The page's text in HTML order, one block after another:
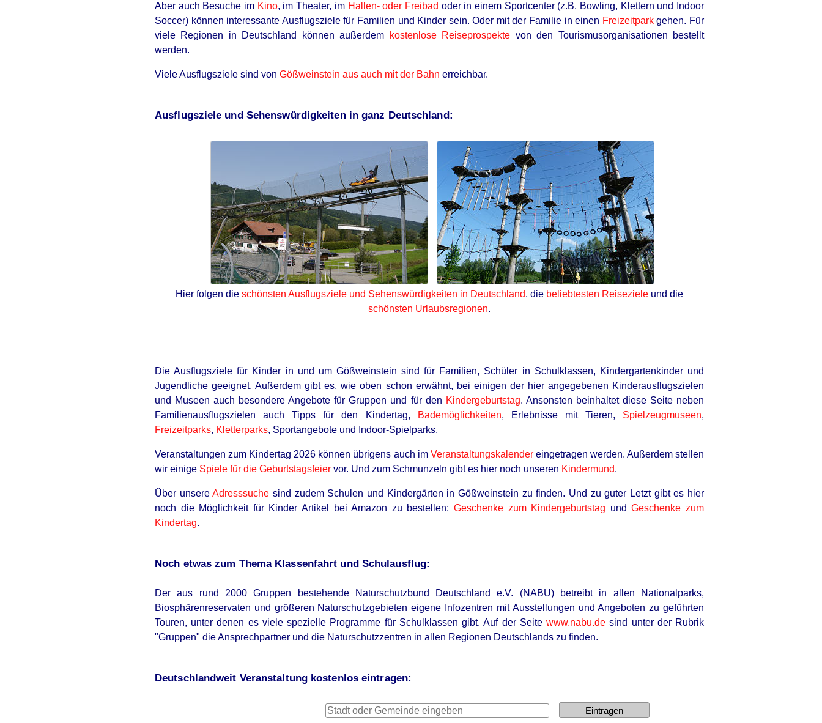
Aber auch Besuche im Kino, im Theater, im Hallen- oder Freibad oder in einem Sportcenter (z.B. Bowling, Klettern und Indoor
Soccer) können interessante Ausflugsziele für Familien und Kinder sein. Oder mit der Familie in einen Freizeitparkgehen. Für
viele Regionen in Deutschland können außerdem
kostenlose Reiseprospekte von den Tourismusorganisationen bestellt
werden.
Viele Ausflugsziele sind von Gößweinstein aus auch mit der Bahn erreichbar.
Ausflugsziele und Sehenswürdigkeiten in ganz Deutschland:
Hier folgen die schönsten Ausflugsziele und Sehenswürdigkeiten in Deutschland, die beliebtesten Reiseziele und die
schönsten Urlaubsregionen.
Die Ausflugsziele für Kinder in und um Gößweinstein sind für Familien, Schüler in Schulklassen, Kindergartenkinder und
Jugendliche geeignet. Außerdem gibt es, wie oben schon erwähnt, bei einigen der hier angegebenen Kinderausflugszielen
und Museen auch besondere Angebote für Gruppen und für den Kindergeburtstag. Ansonsten beinhaltet diese Seite neben
Familienausflugszielen auch Tipps für den Kindertag,
Bademöglichkeiten, Erlebnisse mit Tieren, Spielzeugmuseen,
Freizeitparks, Kletterparks, Sportangebote und Indoor-Spielparks.
Veranstaltungen zum Kindertag 2026 können übrigens auch im Veranstaltungskalendereingetragen werden. Außerdem stellen
wir einige Spiele für die Geburtstagsfeier vor. Und zum Schmunzeln gibt es hier noch unseren Kindermund.
Über unsereAdresssuche sind zudem Schulen und Kindergärten in Gößweinstein zu finden. Und zu guter Letzt gibt es hier
noch die Möglichkeit für Kinder Artikel bei Amazon zu bestellen: Geschenke zum Kindergeburtstag undGeschenke zum
Kindertag.
Noch etwas zum Thema Klassenfahrt und Schulausflug:
Der aus rund 2000 Gruppen bestehende Naturschutzbund Deutschland e.V. (NABU) betreibt in allen Nationalparks,
Biosphärenreservaten und größeren Naturschutzgebieten eigene Infozentren mit Ausstellungen und Angeboten zu geführten
Touren, unter denen es viele spezielle Programme für Schulklassen gibt. Auf der Seitewww.nabu.de sind unter der Rubrik
"Gruppen" die Ansprechpartner und die Naturschutzzentren in allen Regionen Deutschlands zu finden.
Deutschlandweit Veranstaltung kostenlos eintragen:
Speechless - Take A Look
Has Been Confirmed To Be...!